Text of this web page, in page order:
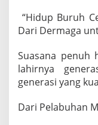
“Hidup Buruh
Dari Dermaga
Suasana penuh
lahirnya
generasi yang
Dari Pelabuhan